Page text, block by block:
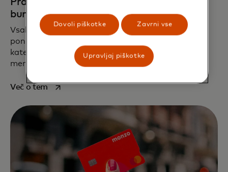
Praznujte svojo identiteto s True Name pri
bunq
Vsak plačljivi paket bunq vključuje kartico. Bunq
ponuja kreditno in debetno kartico Mastercard, na
katero lahko dodate svoje True Name in opis po
meri.
Več o temopens in a new tab
Dovoli piškotke Zavrni vse
Upravljaj piškotke